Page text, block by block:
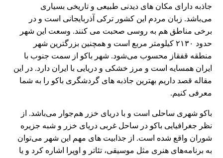
جاذبه دارای مکان های دیدنی طبیعی و تاریخی بسیاری
می‌باشد. زبان مردم این کشور ترکی آذربایجانی است و در
برخی مناطق هم به روسی صحبت می کنند. وسعت این شهر
حدود ۲۱۳۰ کیلومتر مربع است و همچنین بزرگترین شهر
منطقه قفقاز محسوب می‌شود. شهر باکو از سمت جنوب با
ایران همسایه است و مرز خشکی و دریایی با ایران دارد. در این
مقاله قصد داریم بهترین جاذبه ‌های گردشگری باکو را به شما
معرفی کنیم.
باکو شهری ساحلی است و با دریای خزر هم‌جوار می‌باشد. از
نظر جغرافیایی باکو در ساحل غربی دریای خزر و شبه جزیره
شوران واقع شده است. از جذابیت های مهم این شهر می‌توان
به برنامه‌های هنری مثل موسیقی، تئاتر و اوپرا اشاره کرد و یا